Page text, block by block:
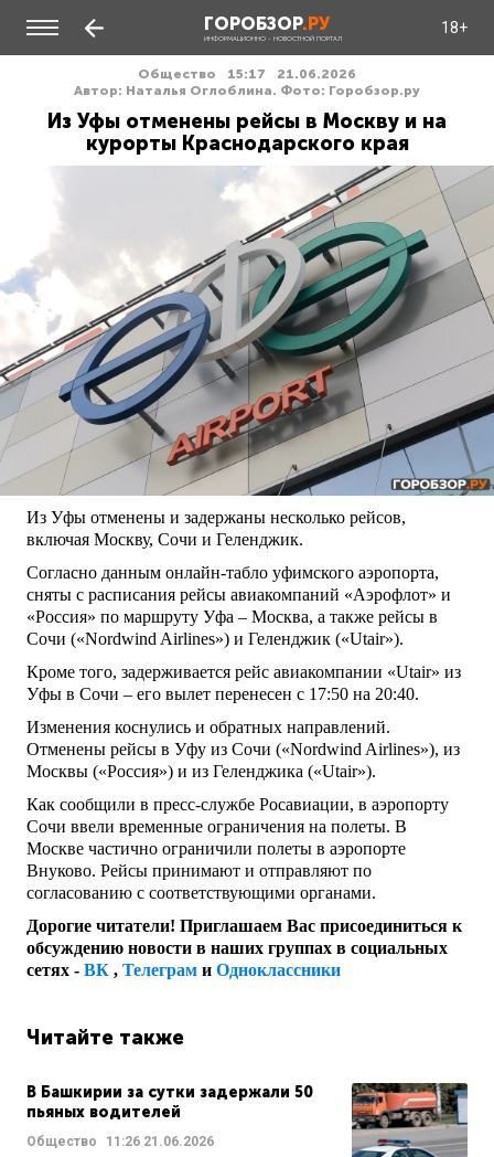
ГОРОБЗОР.РУ
ИНФОРМАЦИОННО - НОВОСТНОЙ ПОРТАЛ
18+
Общество 15:17
21.06.2026
Автор: Наталья Оглоблина. Фото: Горобзор.ру
Из Уфы отменены рейсы в Москву и на
курорты Краснодарского края
Из Уфы отменены и задержаны несколько рейсов,
включая Москву, Сочи и Геленджик.
Согласно данным онлайн-табло уфимского аэропорта,
сняты с расписания рейсы авиакомпаний «Аэрофлот» и
«Россия» по маршруту Уфа – Москва, а также рейсы в
Сочи («Nordwind Airlines») и Геленджик («Utair»).
Кроме того, задерживается рейс авиакомпании «Utair» из
Уфы в Сочи – его вылет перенесен с 17:50 на 20:40.
Изменения коснулись и обратных направлений.
Отменены рейсы в Уфу из Сочи («Nordwind Airlines»), из
Москвы («Россия») и из Геленджика («Utair»).
Как сообщили в пресс-службе Росавиации, в аэропорту
Сочи ввели временные ограничения на полеты. В
Москве частично ограничили полеты в аэропорте
Внуково. Рейсы принимают и отправляют по
согласованию с соответствующими органами.
Дорогие читатели! Приглашаем Вас присоединиться к
обсуждению новости в наших группах в социальных
сетях - ВК , Телеграм и Одноклассники
Читайте также
В Башкирии за сутки задержали 50
пьяных водителей
Общество 11:26 21.06.2026